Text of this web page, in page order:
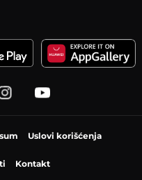
Uslovi korišćenja
Kontakt